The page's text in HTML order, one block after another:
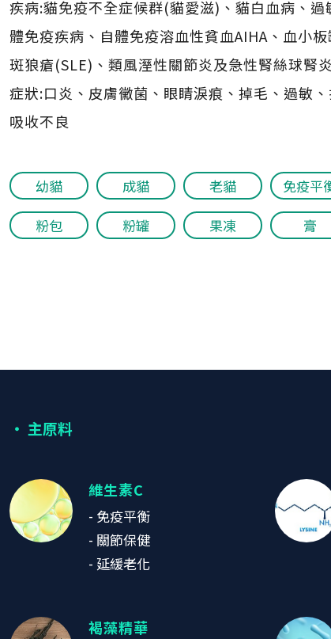
疾病:貓免疫不全症候群(貓愛滋)、貓白血病、
體免疫疾病、自體免疫溶血性貧血AIHA、血小
斑狼瘡(SLE)、類風溼性關節炎及急性腎絲球腎炎
症狀:口炎、皮膚黴菌、眼睛淚痕、掉毛、過敏
吸收不良
幼貓 成貓 老貓 免疫平
粉包
粉罐 果凍 膏
‧ 主原料
維生素C
- 免疫平衡
- 關節保健
- 延緩老化
褐藻精華